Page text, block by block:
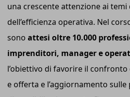
una crescente attenzione ai
dell’efficienza operativa. Nel
sono attesi oltre 10.000
imprenditori, manager e
l’obiettivo di favorire il
e offerta e l’aggiornamento